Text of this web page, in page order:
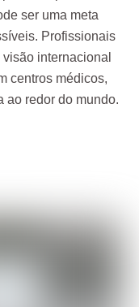
ser uma meta
Profissionais
internacional
centros médicos,
ao redor do mundo.